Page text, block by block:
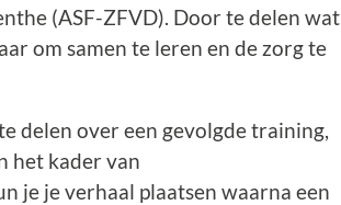
(ASF-ZFVD). Door te delen wat
om samen te leren en de zorg te
delen over een gevolgde training,
het kader van
je je verhaal plaatsen waarna een